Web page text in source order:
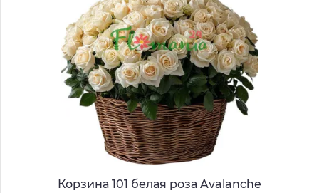
Корзина 101 белая роза Avalanche